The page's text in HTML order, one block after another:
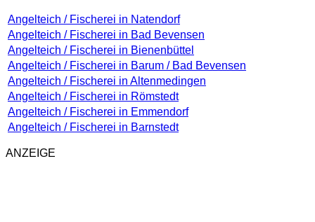
Angelteich / Fischerei in Natendorf
Angelteich / Fischerei in Bad Bevensen
Angelteich / Fischerei in Bienenbüttel
Angelteich / Fischerei in Barum / Bad Bevensen
Angelteich / Fischerei in Altenmedingen
Angelteich / Fischerei in Römstedt
Angelteich / Fischerei in Emmendorf
Angelteich / Fischerei in Barnstedt
ANZEIGE